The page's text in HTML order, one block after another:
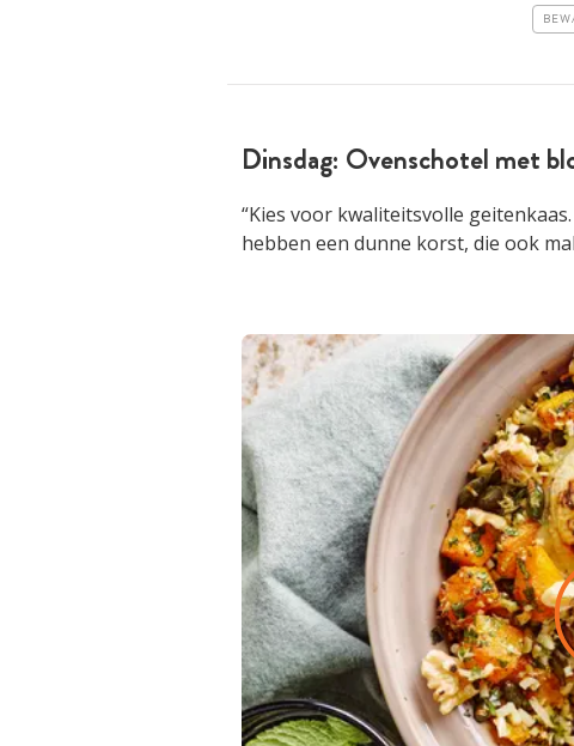
Dinsdag: Ovenschotel met
“Kies voor kwaliteitsvolle
hebben een dunne korst, die ook